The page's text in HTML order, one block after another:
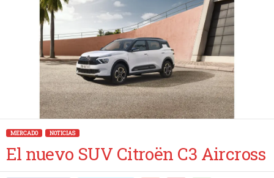
MERCADO NOTICIAS
El nuevo SUV Citroën C3 Aircross